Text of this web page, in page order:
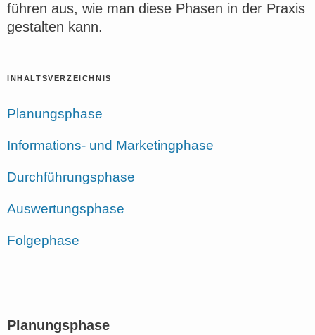
führen aus, wie man diese Phasen in der Praxis
gestalten kann.
INHALTSVERZEICHNIS
Planungsphase
Informations- und Marketingphase
Durchführungsphase
Auswertungsphase
Folgephase
Planungsphase